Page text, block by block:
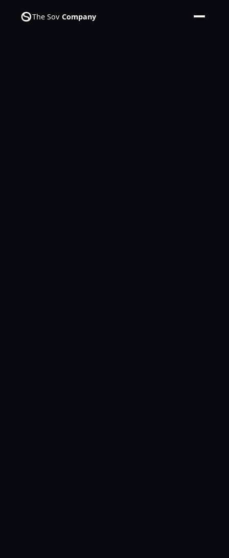
The Sov Company